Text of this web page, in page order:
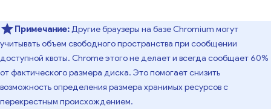
Примечание:Другие браузеры на базе Chromium могут
учитывать объем свободного пространства при сообщении
доступной квоты. Chrome этого не делает и всегда сообщает 60%
от фактического размера диска. Это помогает снизить
возможность определения размера хранимых ресурсов с
перекрестным происхождением.